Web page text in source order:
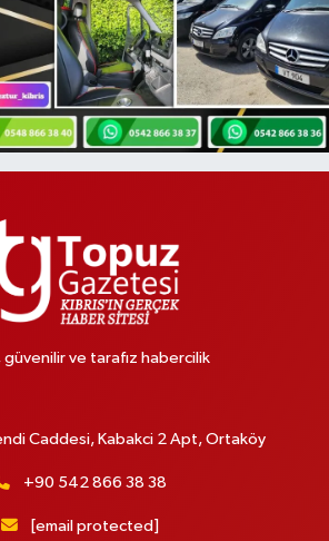
ve tarafız habercilik
Caddesi, Kabakci 2 Apt, Ortaköy
+90 542 866 38 38
[email protected]